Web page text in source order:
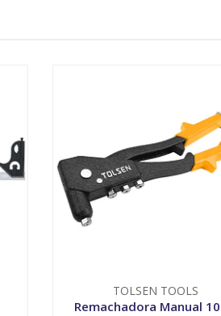
TOLSEN TOOLS
Remachadora Manual